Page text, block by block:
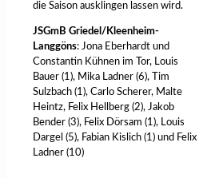
die Saison ausklingen lassen wird.
JSGmB Griedel/Kleenheim-
Langgöns: Jona Eberhardt und
Constantin Kühnen im Tor, Louis
Bauer (1), Mika Ladner (6), Tim
Sulzbach (1), Carlo Scherer, Malte
Heintz, Felix Hellberg (2), Jakob
Bender (3), Felix Dörsam (1), Louis
Dargel (5), Fabian Kislich (1) und Felix
Ladner (10)